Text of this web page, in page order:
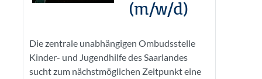
(m/w/d)
Die zentrale unabhängigen Ombudsstelle
Kinder- und Jugendhilfe des Saarlandes
sucht zum nächstmöglichen Zeitpunkt eine